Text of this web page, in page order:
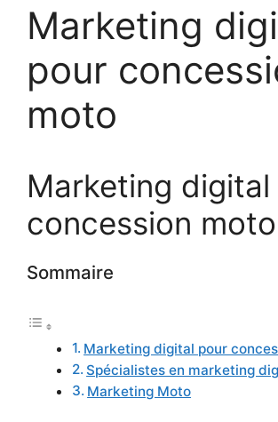
Marketing
pour
moto
Marketing
concession moto
Sommaire
Marketing digital pour
Spécialistes en marketing
Marketing Moto